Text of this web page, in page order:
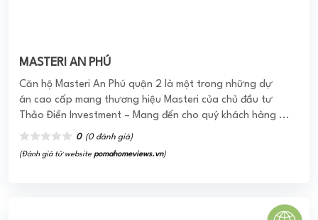
MASTERI AN PHÚ
Căn hộ Masteri An Phú quận 2 là một trong những dự
án cao cấp mang thương hiệu Masteri của chủ đầu tư
Thảo Điền Investment – Mang đến cho quý khách hàng ...
0 (0 đánh giá)
(Đánh giá từ website pomahomeviews.vn)